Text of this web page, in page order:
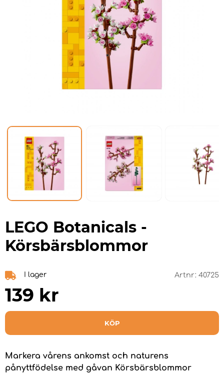
LEGO Botanicals -
Körsbärsblommor
I lager Artnr: 40725
139 kr
KÖP
Markera vårens ankomst och naturens
pånyttfödelse med gåvan Körsbärsblommor